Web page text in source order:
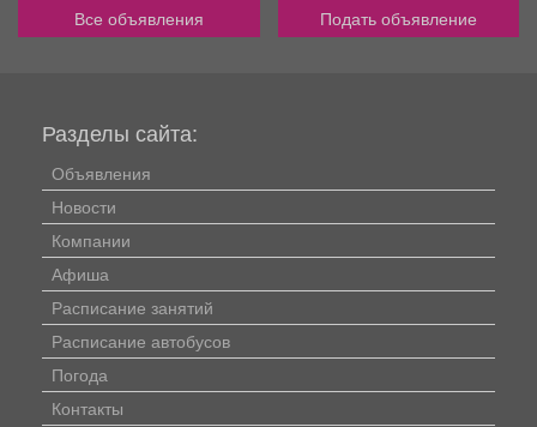
Все объявления Подать объявление
Разделы сайта:
Объявления
Новости
Компании
Афиша
Расписание занятий
Расписание автобусов
Погода
Контакты